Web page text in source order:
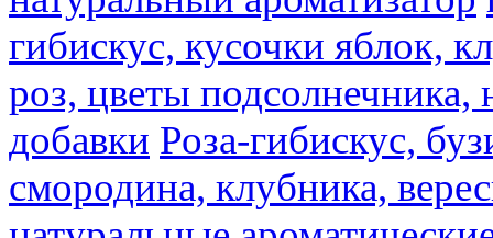
гибискус, кусочки яблок,
роз, цветы подсолнечника,
добавки Роза-гибискус,
смородина, клубника,